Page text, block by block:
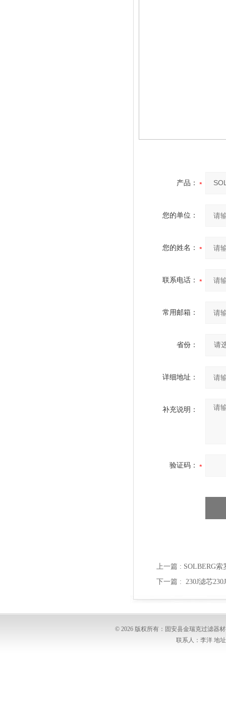
产品：
您的单位：
您的姓名：
联系电话：
常用邮箱：
省份：
详细地址：
补充说明：
验证码：
上一篇 : SOLBERG索
下一篇 : 230J滤芯
© 2026 版权所有：固安县金瑞克过滤器
联系人：李洋 地